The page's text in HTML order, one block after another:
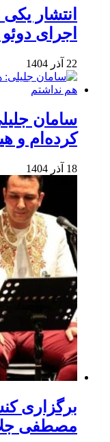
انتشار
اجرای
22 آذر 1404
سامان
کرده‌ام و
18 آذر 1404
برگزاری
مصطفی